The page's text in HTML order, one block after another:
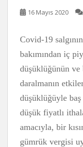
16 Mayıs 2020
Covid-19
bakımından iç
düşüklüğünün ve
daralmanın
düşüklüğüyle
düşük fiyatlı
amacıyla, bir
gümrük vergisi